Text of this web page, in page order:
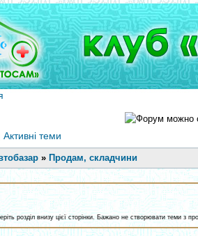
Активні теми
» Продам, складчини
розділ внизу цієї сторінки. Бажано не створювати теми з